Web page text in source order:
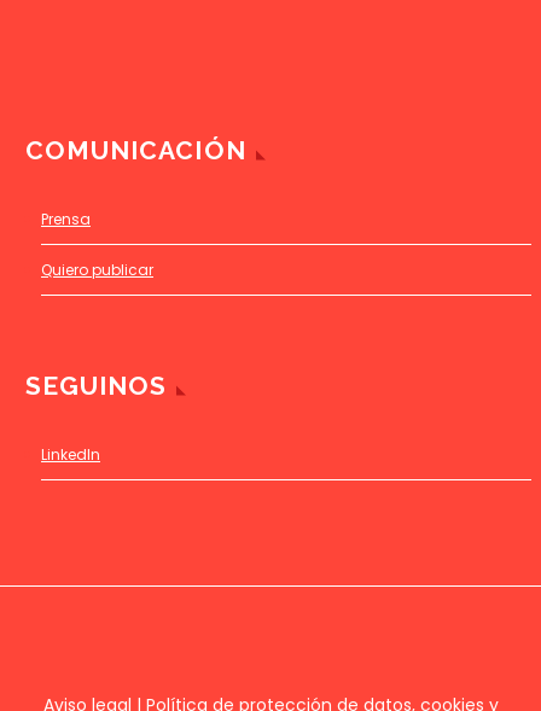
COMUNICACIÓN
Prensa
Quiero publicar
SEGUINOS
LinkedIn
Aviso legal | Política de protección de datos, cookies y